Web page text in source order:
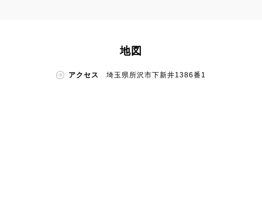
地図
アクセス 埼玉県所沢市下新井1386番1